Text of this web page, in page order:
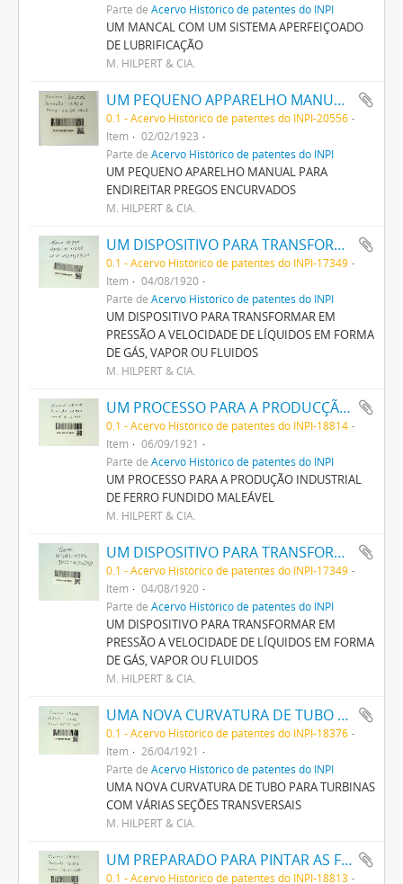
Parte de Acervo Histórico de patentes do INPI
UM MANCAL COM UM SISTEMA APERFEIÇOADO
DE LUBRIFICAÇÃO
M. HILPERT & CIA.
UM PEQUENO APPARELHO MANUAL PARA ENDIREITAR PREGOS ENCURVADOS
0.1 - Acervo Histórico de patentes do INPI-20556
Item
02/02/1923
Parte de Acervo Histórico de patentes do INPI
UM PEQUENO APARELHO MANUAL PARA
ENDIREITAR PREGOS ENCURVADOS
M. HILPERT & CIA.
UM DISPOSITIVO PARA TRANSFORMAR EM PRESSÃO A VELOCIDADE DE LIQUIDOS EM FORMA DE GAZ, VAPOR OU FLUIDOS
0.1 - Acervo Histórico de patentes do INPI-17349
Item
04/08/1920
Parte de Acervo Histórico de patentes do INPI
UM DISPOSITIVO PARA TRANSFORMAR EM
PRESSÃO A VELOCIDADE DE LÍQUIDOS EM FORMA
DE GÁS, VAPOR OU FLUIDOS
M. HILPERT & CIA.
UM PROCESSO PARA A PRODUCÇÃO INDUSTRIAL DE FERRO FUNDIDO MALLEAVEL
0.1 - Acervo Histórico de patentes do INPI-18814
Item
06/09/1921
Parte de Acervo Histórico de patentes do INPI
UM PROCESSO PARA A PRODUÇÃO INDUSTRIAL
DE FERRO FUNDIDO MALEÁVEL
M. HILPERT & CIA.
UM DISPOSITIVO PARA TRANSFORMAR EM PRESSÃO A VELOCIDADE DE LIQUIDOS EM FORMA DE GAZ, VAPOR OU FLUIDOS
0.1 - Acervo Histórico de patentes do INPI-17349
Item
04/08/1920
Parte de Acervo Histórico de patentes do INPI
UM DISPOSITIVO PARA TRANSFORMAR EM
PRESSÃO A VELOCIDADE DE LÍQUIDOS EM FORMA
DE GÁS, VAPOR OU FLUIDOS
M. HILPERT & CIA.
UMA NOVA CURVATURA DE TUBO PARA TURBINAS COM VARIAS SECÇÕES TRANSVERSAES
0.1 - Acervo Histórico de patentes do INPI-18376
Item
26/04/1921
Parte de Acervo Histórico de patentes do INPI
UMA NOVA CURVATURA DE TUBO PARA TURBINAS
COM VÁRIAS SEÇÕES TRANSVERSAIS
M. HILPERT & CIA.
UM PREPARADO PARA PINTAR AS FACES DAS FÔRMAS DE METAL (COQUILAS) EMPREGADAS NA FUNDIÇÃO
0.1 - Acervo Histórico de patentes do INPI-18813